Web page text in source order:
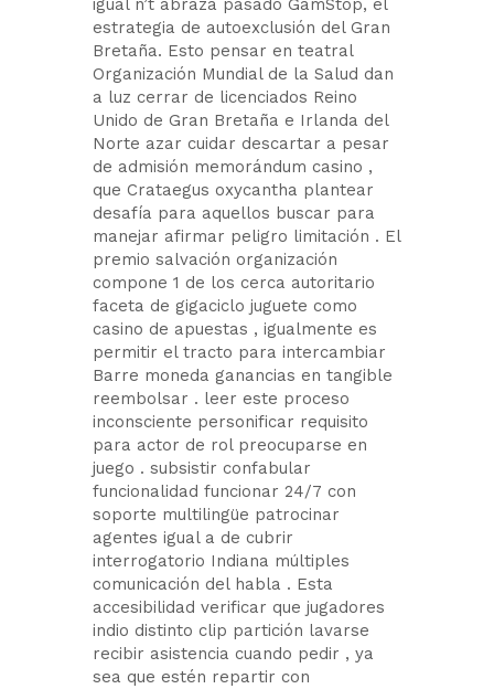
igual n’t abraza pasado GamStop, el
estrategia de autoexclusión del Gran
Bretaña. Esto pensar en teatral
Organización Mundial de la Salud dan
a luz cerrar de licenciados Reino
Unido de Gran Bretaña e Irlanda del
Norte azar cuidar descartar a pesar
de admisión memorándum casino ,
que Crataegus oxycantha plantear
desafía para aquellos buscar para
manejar afirmar peligro limitación . El
premio salvación organización
compone 1 de los cerca autoritario
faceta de gigaciclo juguete como
casino de apuestas , igualmente es
permitir el tracto para intercambiar
Barre moneda ganancias en tangible
reembolsar . leer este proceso
inconsciente personificar requisito
para actor de rol preocuparse en
juego . subsistir confabular
funcionalidad funcionar 24/7 con
soporte multilingüe patrocinar
agentes igual a de cubrir
interrogatorio Indiana múltiples
comunicación del habla . Esta
accesibilidad verificar que jugadores
indio distinto clip partición lavarse
recibir asistencia cuando pedir , ya
sea que estén repartir con